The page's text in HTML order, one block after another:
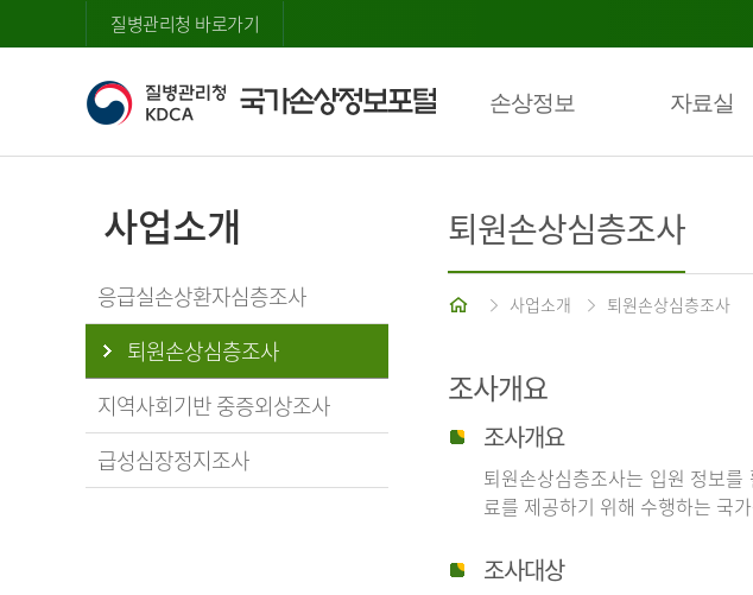
질병관리청 바로가기
손상정보 자료실
사업소개
응급실손상환자심층조사
퇴원손상심층조사
지역사회기반 중증외상조사
급성심장정지조사
퇴원손상심층조사
홈 사업소개 퇴원손상심층조사
조사개요
조사개요
퇴원손상심층조사는 입원 정보
료를 제공하기 위해 수행하는 국
조사대상